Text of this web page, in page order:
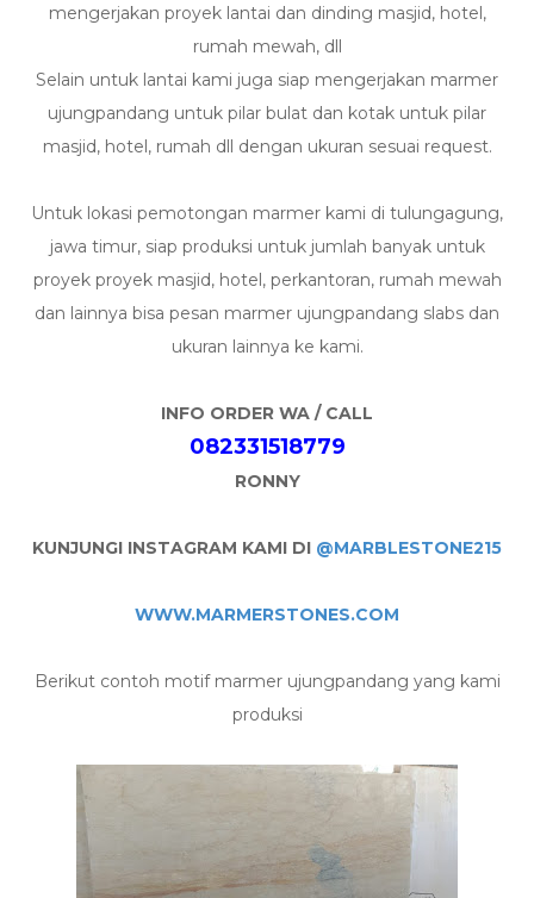
mengerjakan proyek lantai dan dinding masjid, hotel,
rumah mewah, dll
Selain untuk lantai kami juga siap mengerjakan marmer
ujungpandang untuk pilar bulat dan kotak untuk pilar
masjid, hotel, rumah dll dengan ukuran sesuai request.
Untuk lokasi pemotongan marmer kami di tulungagung,
jawa timur, siap produksi untuk jumlah banyak untuk
proyek proyek masjid, hotel, perkantoran, rumah mewah
dan lainnya bisa pesan marmer ujungpandang slabs dan
ukuran lainnya ke kami.
INFO ORDER WA / CALL
082331518779
RONNY
KUNJUNGI INSTAGRAM KAMI DI @MARBLESTONE215
WWW.MARMERSTONES.COM
Berikut contoh motif marmer ujungpandang yang kami
produksi